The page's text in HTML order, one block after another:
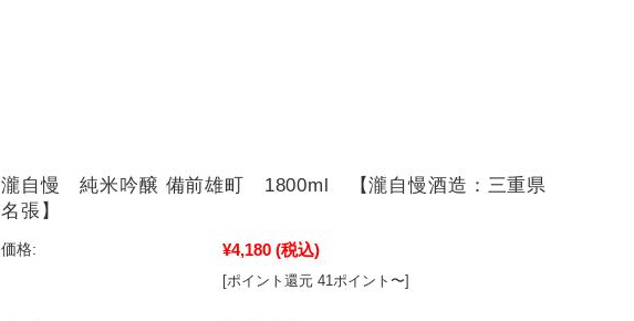
瀧自慢 純米吟醸 備前雄町 1800ml 【瀧自慢酒造：三重県
名張】
価格: ¥4,180 (税込)
[ポイント還元 41ポイント〜]